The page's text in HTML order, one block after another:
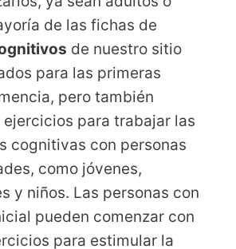
de las fichas de
de nuestro sitio
para las primeras
pero también
para trabajar las
cognitivas con personas
como jóvenes,
y niños. Las personas con
pueden comenzar con
para estimular la